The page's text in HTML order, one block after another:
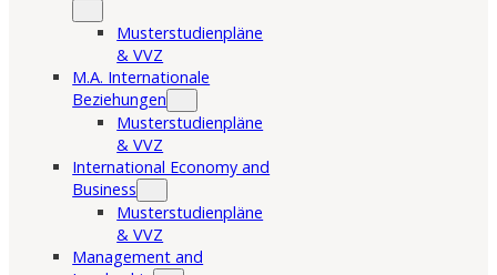
Musterstudienpläne
& VVZ
M.A. Internationale
Beziehungen
Musterstudienpläne
& VVZ
International Economy and
Business
Musterstudienpläne
& VVZ
Management and